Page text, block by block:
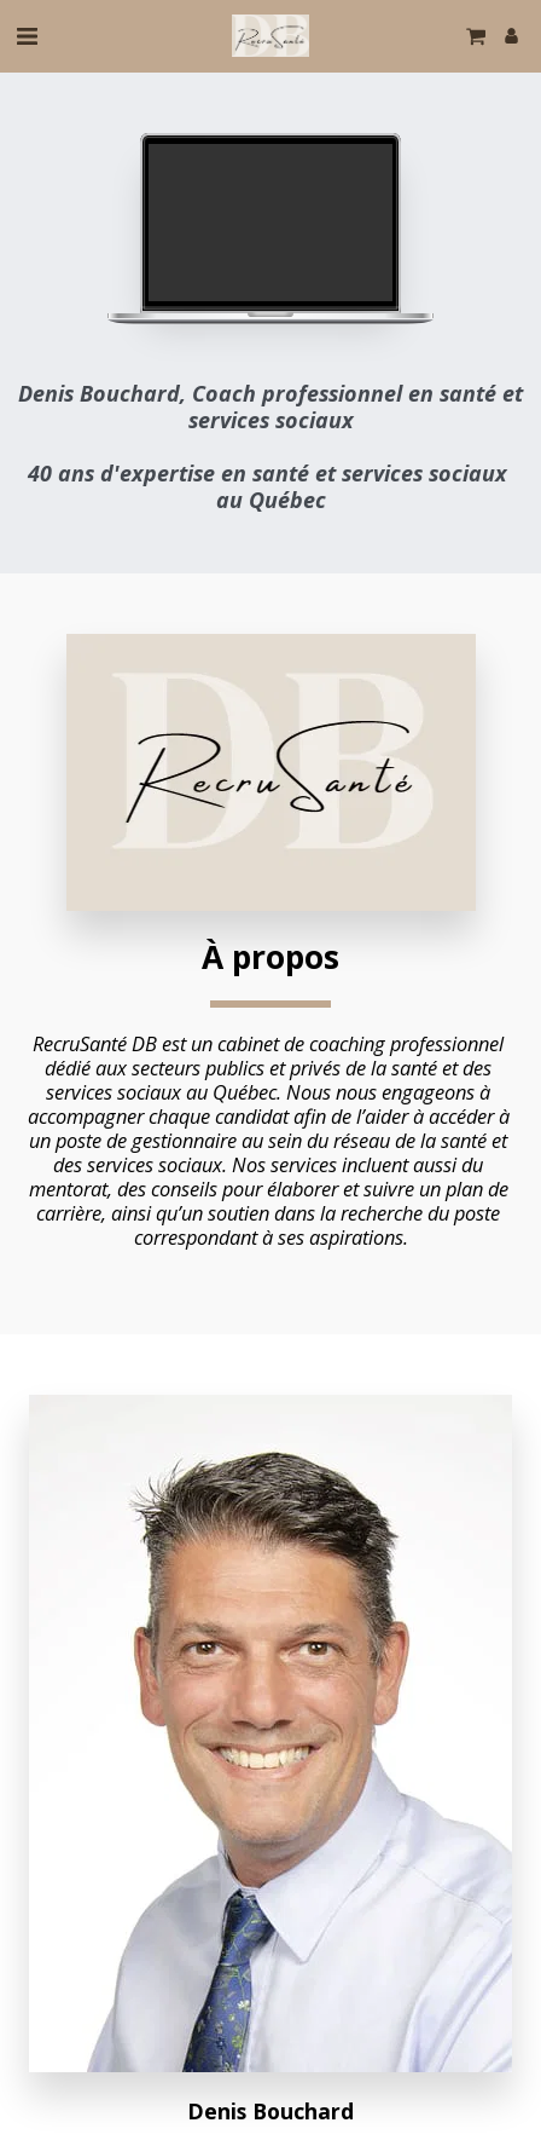
Denis Bouchard, Coach professionnel en santé et
services sociaux
40 ans d'expertise en santé et services sociaux
au Québec
À propos
RecruSanté DB est un cabinet de coaching professionnel
dédié aux secteurs publics et privés de la santé et des
services sociaux au Québec. Nous nous engageons à
accompagner chaque candidat afin de l’aider à accéder à
un poste de gestionnaire au sein du réseau de la santé et
des services sociaux. Nos services incluent aussi du
mentorat, des conseils pour élaborer et suivre un plan de
carrière, ainsi qu’un soutien dans la recherche du poste
correspondant à ses aspirations.
Denis Bouchard